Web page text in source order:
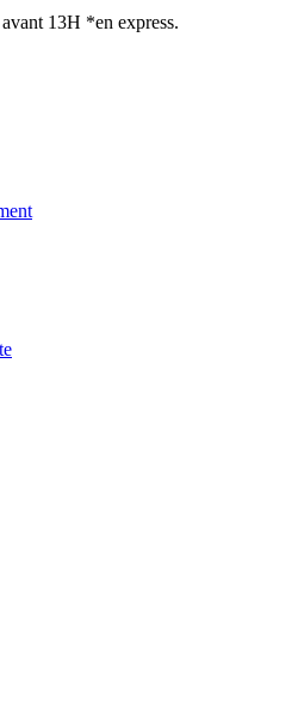
13H *en express.